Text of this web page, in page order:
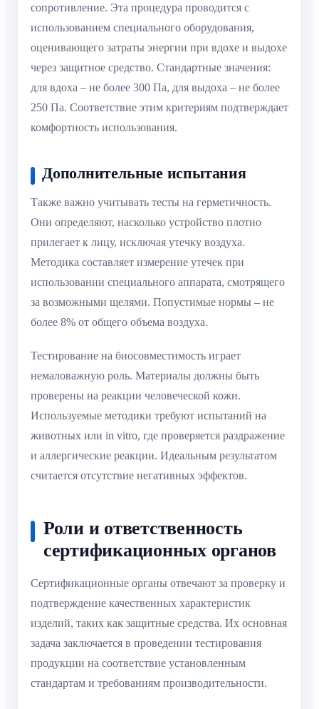
сопротивление. Эта процедура проводится с
использованием специального оборудования,
оценивающего затраты энергии при вдохе и выдохе
через защитное средство. Стандартные значения:
для вдоха – не более 300 Па, для выдоха – не более
250 Па. Соответствие этим критериям подтверждает
комфортность использования.
Дополнительные испытания
Также важно учитывать тесты на герметичность.
Они определяют, насколько устройство плотно
прилегает к лицу, исключая утечку воздуха.
Методика составляет измерение утечек при
использовании специального аппарата, смотрящего
за возможными щелями. Попустимые нормы – не
более 8% от общего объема воздуха.
Тестирование на биосовместимость играет
немаловажную роль. Материалы должны быть
проверены на реакции человеческой кожи.
Используемые методики требуют испытаний на
животных или in vitro, где проверяется раздражение
и аллергические реакции. Идеальным результатом
считается отсутствие негативных эффектов.
Роли и ответственность
сертификационных органов
Сертификационные органы отвечают за проверку и
подтверждение качественных характеристик
изделий, таких как защитные средства. Их основная
задача заключается в проведении тестирования
продукции на соответствие установленным
стандартам и требованиям производительности.